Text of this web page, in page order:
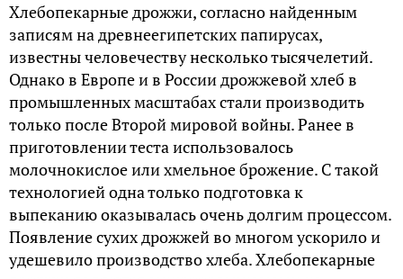
Хлебопекарные дрожжи, согласно найденным
записям на древнеегипетских папирусах,
известны человечеству несколько тысячелетий.
Однако в Европе и в России дрожжевой хлеб в
промышленных масштабах стали производить
только после Второй мировой войны. Ранее в
приготовлении теста использовалось
молочнокислое или хмельное брожение. С такой
технологией одна только подготовка к
выпеканию оказывалась очень долгим процессом.
Появление сухих дрожжей во многом ускорило и
удешевило производство хлеба. Хлебопекарные